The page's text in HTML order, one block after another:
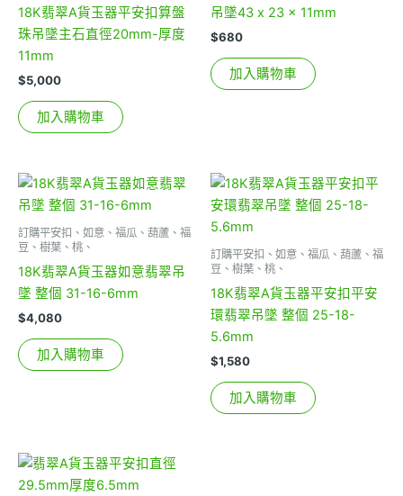
18K翡翠A貨玉器平安扣算盤
珠吊墜主石直徑20mm-厚度
11mm
$5,000
加入購物車
吊墜43 x 23 x 11mm
$680
加入購物車
訂購平安扣、如意、福瓜、葫蘆、福
豆、樹葉、桃、
18K翡翠A貨玉器如意翡翠吊
墜 整個 31-16-6mm
$4,080
加入購物車
訂購平安扣、如意、福瓜、葫蘆、福
豆、樹葉、桃、
18K翡翠A貨玉器平安扣平安
環翡翠吊墜 整個 25-18-
5.6mm
$1,580
加入購物車